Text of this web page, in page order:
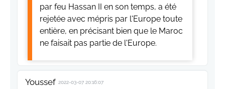
par feu Hassan II en son temps, a été
rejetée avec mépris par l'Europe toute
entière, en précisant bien que le Maroc
ne faisait pas partie de l'Europe.
Youssef 2022-03-07 20:16:07